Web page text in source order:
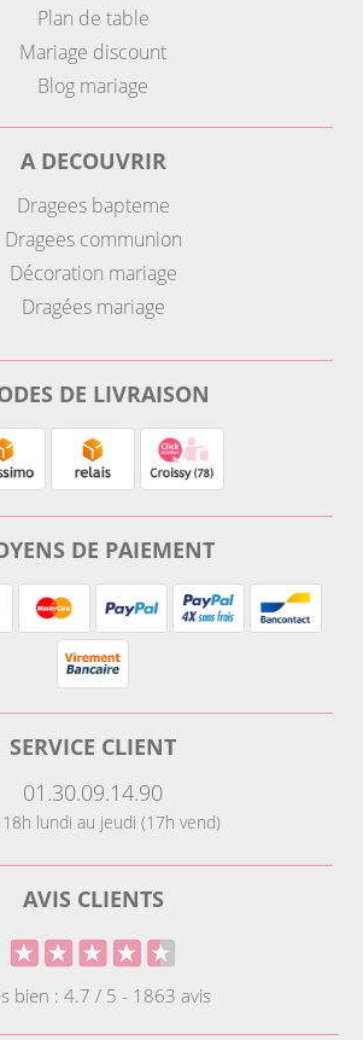
Plan de table
Mariage discount
Blog mariage
A DECOUVRIR
Dragees bapteme
Dragees communion
Décoration mariage
Dragées mariage
DE LIVRAISON
DE PAIEMENT
SERVICE CLIENT
01.30.09.14.90
lundi au jeudi (17h vend)
AVIS CLIENTS
bien : 4.7 / 5 - 1863 avis